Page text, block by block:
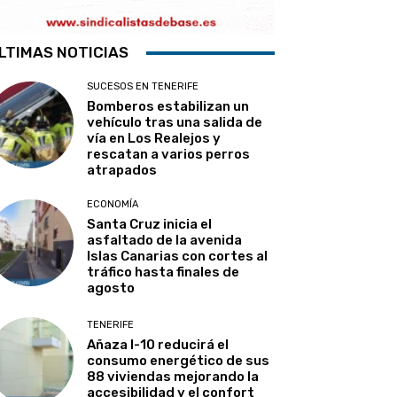
NOTICIAS
SUCESOS EN TENERIFE
Bomberos estabilizan un
vehículo tras una salida de
vía en Los Realejos y
rescatan a varios perros
atrapados
ECONOMÍA
Santa Cruz inicia el
asfaltado de la avenida
Islas Canarias con cortes al
tráfico hasta finales de
agosto
TENERIFE
Añaza I-10 reducirá el
consumo energético de sus
88 viviendas mejorando la
accesibilidad y el confort